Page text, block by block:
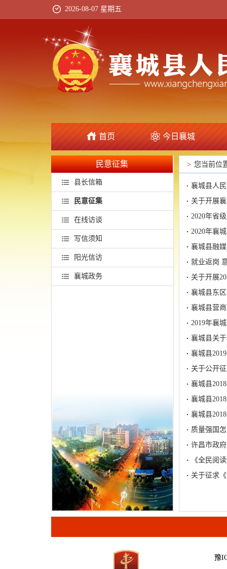
2026-08-07 星期五
首页 今日襄城
民意征集
县长信箱
民意征集
在线访谈
写信须知
阳光信访
襄城政务
> 您当前位
襄城县人
关于开展
2020年省
2020年襄
襄城县融
就业返岗
关于开展
襄城县东
襄城县营
2019年襄
襄城县关
襄城县
关于公开
襄城县
襄城县
襄城县
质量强国
许昌市政
《全民阅
关于征求
豫